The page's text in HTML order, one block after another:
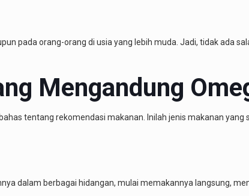
pada orang-orang di usia yang lebih muda. Jadi, tidak ada
Mengandung
tentang rekomendasi makanan. Inilah jenis makanan yang
dalam berbagai hidangan, mulai memakannya langsung,